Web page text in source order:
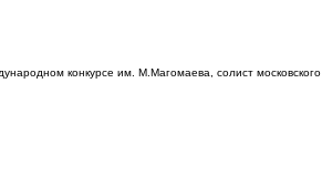
конкурсе им. М.Магомаева, солист московского